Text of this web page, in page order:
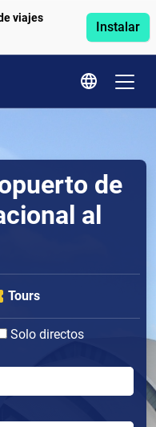
viajes
Instalar
de
al
Tours
Solo directos